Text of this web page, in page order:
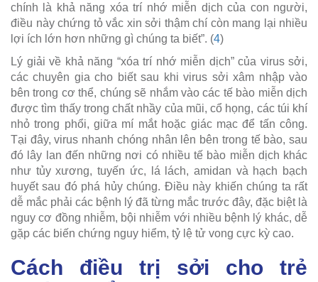
chính là khả năng xóa trí nhớ miễn dịch của con người,
điều này chứng tỏ vắc xin sởi thậm chí còn mang lại nhiều
lợi ích lớn hơn những gì chúng ta biết”. (4)
Lý giải về khả năng “xóa trí nhớ miễn dịch” của virus sởi,
các chuyên gia cho biết sau khi virus sởi xâm nhập vào
bên trong cơ thể, chúng sẽ nhắm vào các tế bào miễn dịch
được tìm thấy trong chất nhầy của mũi, cổ họng, các túi khí
nhỏ trong phổi, giữa mí mắt hoặc giác mạc để tấn công.
Tại đây, virus nhanh chóng nhân lên bên trong tế bào, sau
đó lây lan đến những nơi có nhiều tế bào miễn dịch khác
như tủy xương, tuyến ức, lá lách, amidan và hạch bạch
huyết sau đó phá hủy chúng. Điều này khiến chúng ta rất
dễ mắc phải các bệnh lý đã từng mắc trước đây, đặc biệt là
nguy cơ đồng nhiễm, bội nhiễm với nhiều bệnh lý khác, dễ
gặp các biến chứng nguy hiểm, tỷ lệ tử vong cực kỳ cao.
Cách điều trị sởi cho trẻ